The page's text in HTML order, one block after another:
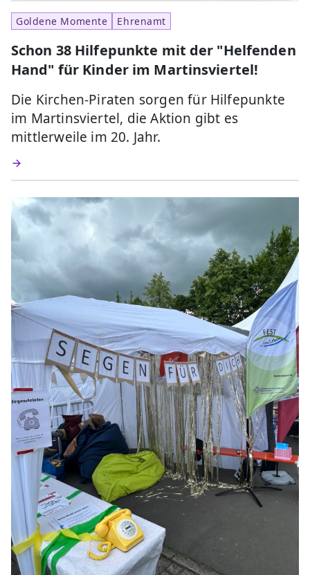
Goldene Momente Ehrenamt
Schon 38 Hilfepunkte mit der "Helfenden
Hand" für Kinder im Martinsviertel!
Die Kirchen-Piraten sorgen für Hilfepunkte
im Martinsviertel, die Aktion gibt es
mittlerweile im 20. Jahr.